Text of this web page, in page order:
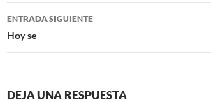
entradas
ENTRADA SIGUIENTE
Hoy se
DEJA UNA RESPUESTA